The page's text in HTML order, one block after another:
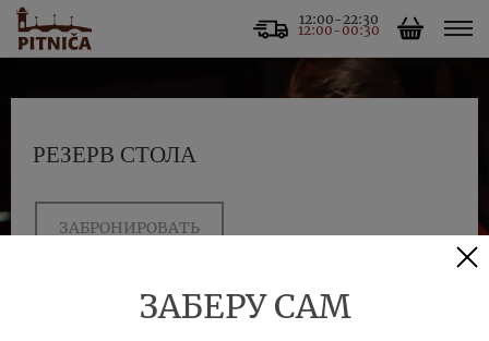
ЗАБЕРУ САМ
12:00-22:30
12:00-00:30
РЕЗЕРВ СТОЛА
ЗАБРОНИРОВАТЬ